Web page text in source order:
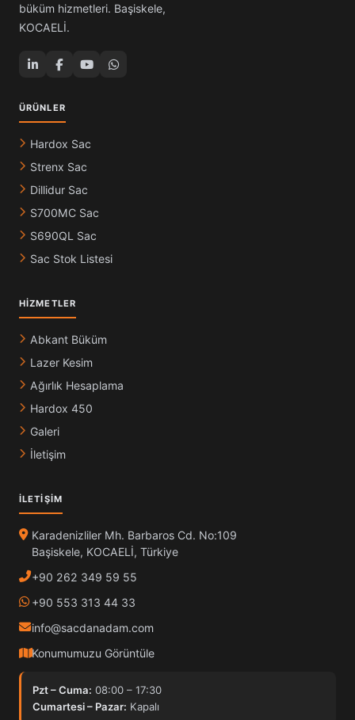
büküm hizmetleri. Başiskele,
KOCAELİ.
ÜRÜNLER
Hardox Sac
Strenx Sac
Dillidur Sac
S700MC Sac
S690QL Sac
Sac Stok Listesi
HIZMETLER
Abkant Büküm
Lazer Kesim
Ağırlık Hesaplama
Hardox 450
Galeri
İletişim
İLETIŞIM
Karadenizliler Mh. Barbaros Cd. No:109
Başiskele, KOCAELİ, Türkiye
+90 262 349 59 55
+90 553 313 44 33
info@sacdanadam.com
Konumumuzu Görüntüle
Pzt – Cuma: 08:00 – 17:30
Cumartesi – Pazar: Kapalı